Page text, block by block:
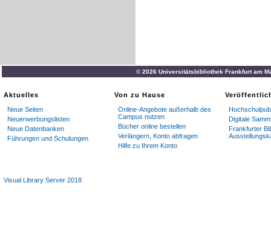
© 2026 Universitätsbibliothek Frankfurt am
Aktuelles
Neue Seiten
Neuerwerbungslisten
Neue Datenbanken
Führungen und Schulungen
Von zu Hause
Online-Angebote außerhalb des
Campus nutzen
Bücher online bestellen
Verlängern, Konto abfragen
Hilfe zu Ihrem Konto
Digitale
Frankfurter
Visual Library Server 2018